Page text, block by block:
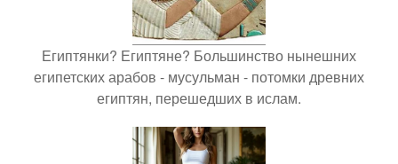
Египтянки? Египтяне? Большинство нынешних
египетских арабов - мусульман - потомки древних
египтян, перешедших в ислам.